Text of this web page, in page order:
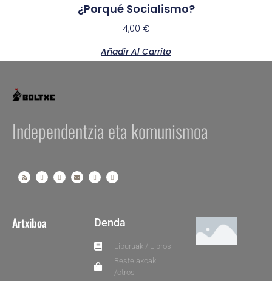
¿Porqué Socialismo?
4,00 €
Añadir Al Carrito
Independentzia eta komunismoa
Artxiboa Denda
Liburuak / Libros
Bestelakoak
/otros